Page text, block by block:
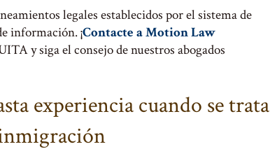
legales establecidos por el sistema de
información. ¡Contacte a Motion Law
y siga el consejo de nuestros abogados
experiencia cuando se trata